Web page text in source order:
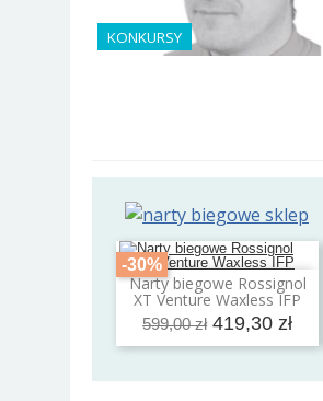
KONKURSY
-30%
Narty biegowe Rossignol
XT Venture Waxless IFP
599,00 zł 419,30 zł
Dodaj do koszyka